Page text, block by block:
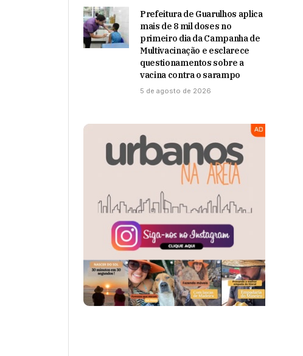
Prefeitura de Guarulhos aplica
mais de 8 mil doses no
primeiro dia da Campanha de
Multivacinação e esclarece
questionamentos sobre a
vacina contra o sarampo
5 de agosto de 2026